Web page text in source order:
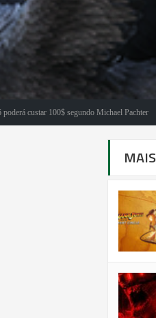
100$ segundo Michael Pachter